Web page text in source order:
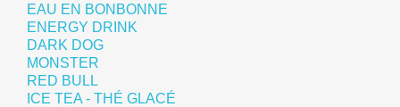
EAU EN BONBONNE
ENERGY DRINK
DARK DOG
MONSTER
RED BULL
ICE TEA - THÉ GLACÉ